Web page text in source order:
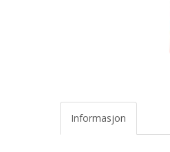
Informasjon